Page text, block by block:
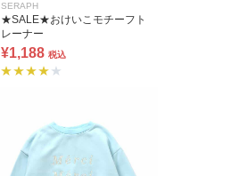
SERAPH
★SALE★おけいこモチーフト
レーナー
¥1,188 税込